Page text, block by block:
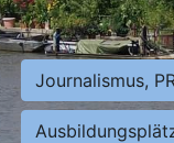
Journalismus,